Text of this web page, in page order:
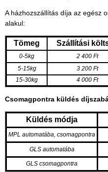
A házhozszállítás díja az egész
alakul:
Tömeg Szállítási
0-5kg
2 400 Ft
5-15kg
3 200 Ft
15-30kg
4 000 Ft
Csomagpontra küldés
Küldés módja
MPL automatába, csomagpontra
GLS automatába
GLS csomagpontra